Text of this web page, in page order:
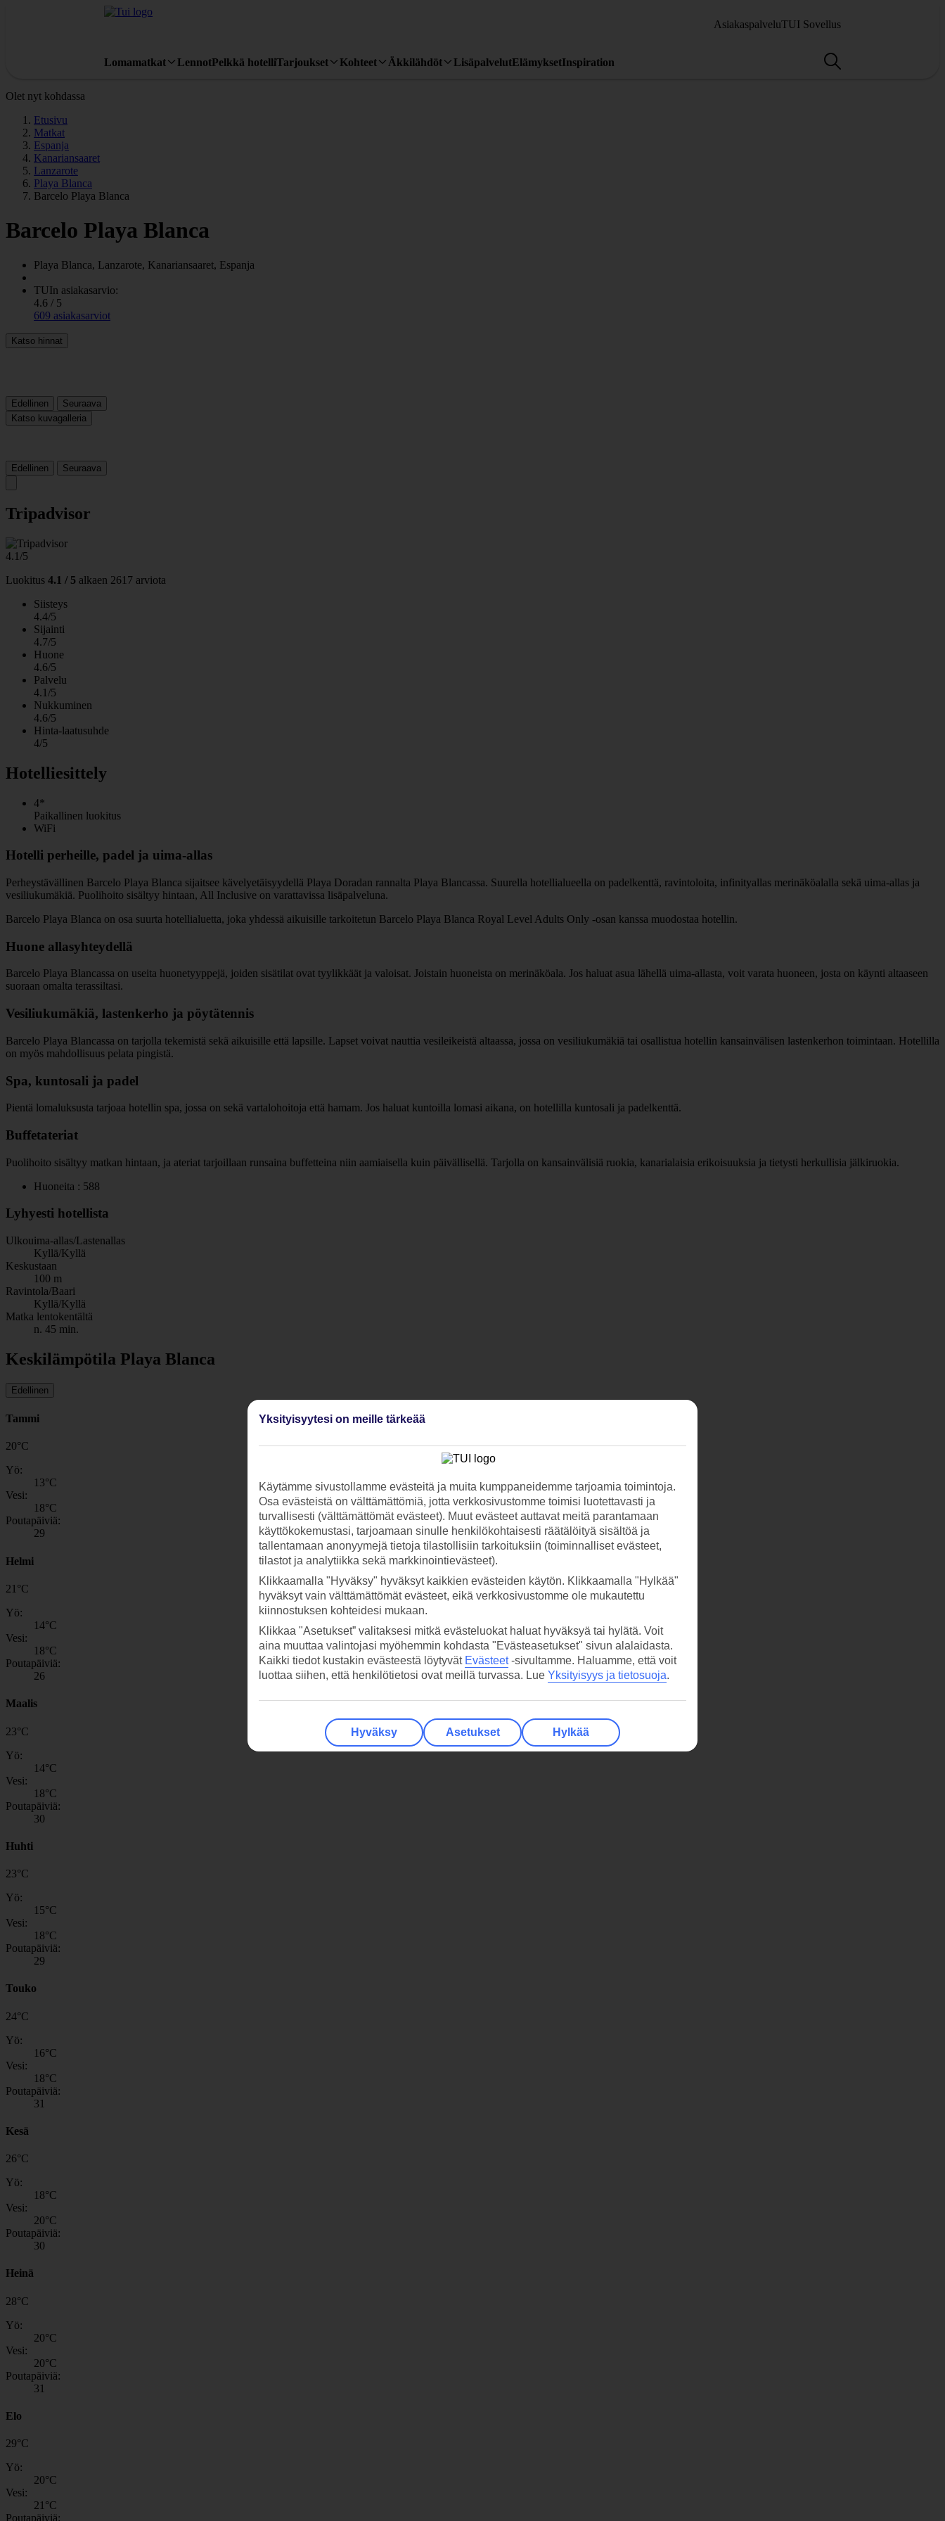
AsiakaspalveluTUI Sovellus
Lomamatkat LennotPelkkä hotelliTarjoukset Kohteet Äkkilähdöt LisäpalvelutElämyksetInspiration
Olet nyt kohdassa
Etusivu
Matkat
Espanja
Kanariansaaret
Lanzarote
Playa Blanca
Barcelo Playa Blanca
Barcelo Playa Blanca
Playa Blanca, Lanzarote, Kanariansaaret, Espanja
TUIn asiakasarvio:
4.6 / 5
609 asiakasarviot
Katso hinnat
Edellinen
Seuraava
Katso kuvagalleria
Edellinen Seuraava
Tripadvisor
4.1/5
Luokitus 4.1 / 5 alkaen 2617 arviota
Siisteys
4.4/5
Sijainti
4.7/5
Huone
4.6/5
Palvelu
4.1/5
Nukkuminen
4.6/5
Hinta-laatusuhde
4/5
Hotelliesittely
4*
Paikallinen luokitus
WiFi
Hotelli perheille, padel ja uima-allas
Perheystävällinen Barcelo Playa Blanca sijaitsee kävelyetäisyydellä Playa Doradan rannalta Playa Blancassa. Suurella hotellialueella on padelkenttä, ravintoloita, infinityallas merinäköalalla sekä uima-allas ja
vesiliukumäkiä. Puolihoito sisältyy hintaan, All Inclusive on varattavissa lisäpalveluna.
Barcelo Playa Blanca on osa suurta hotellialuetta, joka yhdessä aikuisille tarkoitetun Barcelo Playa Blanca Royal Level Adults Only -osan kanssa muodostaa hotellin.
Huone allasyhteydellä
Barcelo Playa Blancassa on useita huonetyyppejä, joiden sisätilat ovat tyylikkäät ja valoisat. Joistain huoneista on merinäköala. Jos haluat asua lähellä uima-allasta, voit varata huoneen, josta on käynti altaaseen
suoraan omalta terassiltasi.
Vesiliukumäkiä, lastenkerho ja pöytätennis
Barcelo Playa Blancassa on tarjolla tekemistä sekä aikuisille että lapsille. Lapset voivat nauttia vesileikeistä altaassa, jossa on vesiliukumäkiä tai osallistua hotellin kansainvälisen lastenkerhon toimintaan. Hotellilla
on myös mahdollisuus pelata pingistä.
Spa, kuntosali ja padel
Pientä lomaluksusta tarjoaa hotellin spa, jossa on sekä vartalohoitoja että hamam. Jos haluat kuntoilla lomasi aikana, on hotellilla kuntosali ja padelkenttä.
Buffetateriat
Puolihoito sisältyy matkan hintaan, ja ateriat tarjoillaan runsaina buffetteina niin aamiaisella kuin päivällisellä. Tarjolla on kansainvälisiä ruokia, kanarialaisia erikoisuuksia ja tietysti herkullisia jälkiruokia.
Huoneita : 588
Lyhyesti hotellista
Ulkouima-allas/Lastenallas
Kyllä/Kyllä
Keskustaan
100 m
Ravintola/Baari
Kyllä/Kyllä
Matka lentokentältä
n. 45 min.
Keskilämpötila Playa Blanca
Edellinen
Tammi
20°C
Yö:
13°C
Vesi:
18°C
Poutapäiviä:
29
Helmi
21 °C
Yö:
14°C
Vesi:
18°C
Poutapäiviä:
26
Maalis
23°C
Yö:
14°C
Vesi:
18°C
Poutapäiviä:
30
Huhti
23°C
Yö:
15°C
Vesi:
18°C
Poutapäiviä:
29
Touko
24°C
Yö:
16°C
Vesi:
18°C
Poutapäiviä:
31
Kesä
26°C
Yö:
18°C
Vesi:
20°C
Poutapäiviä:
30
Heinä
28°C
Yö:
20°C
Vesi:
20°C
Poutapäiviä:
31
Elo
29°C
Yö:
20°C
Vesi:
21 °C
Poutapäiviä:
Yksityisyytesi on meille tärkeää
Käytämme sivustollamme evästeitä ja muita kumppaneidemme tarjoamia toimintoja.
Osa evästeistä on välttämättömiä, jotta verkkosivustomme toimisi luotettavasti ja
turvallisesti (välttämättömät evästeet). Muut evästeet auttavat meitä parantamaan
käyttökokemustasi, tarjoamaan sinulle henkilökohtaisesti räätälöityä sisältöä ja
tallentamaan anonyymejä tietoja tilastollisiin tarkoituksiin (toiminnalliset evästeet,
tilastot ja analytiikka sekä markkinointievästeet).
Klikkaamalla "Hyväksy" hyväksyt kaikkien evästeiden käytön. Klikkaamalla "Hylkää"
hyväksyt vain välttämättömät evästeet, eikä verkkosivustomme ole mukautettu
kiinnostuksen kohteidesi mukaan.
Klikkaa "Asetukset” valitaksesi mitkä evästeluokat haluat hyväksyä tai hylätä. Voit
aina muuttaa valintojasi myöhemmin kohdasta "Evästeasetukset" sivun alalaidasta.
Kaikki tiedot kustakin evästeestä löytyvät Evästeet-sivultamme. Haluamme, että voit
luottaa siihen, että henkilötietosi ovat meillä turvassa. Lue Yksityisyys ja tietosuoja.
Hyväksy Asetukset Hylkää